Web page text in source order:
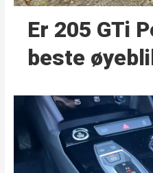
Er 205 GTi
beste